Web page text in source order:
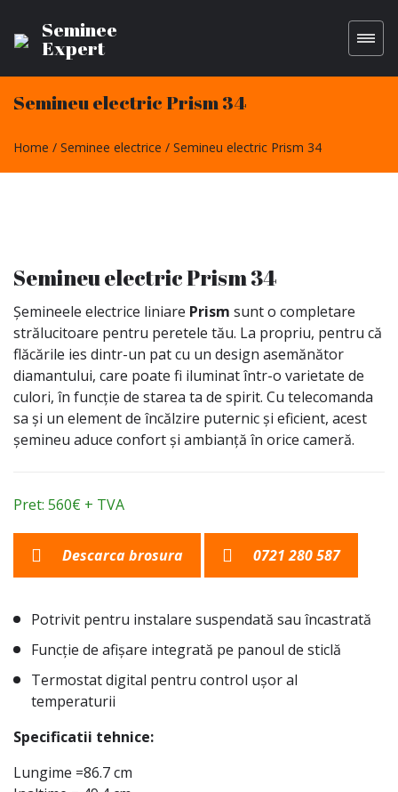
Seminee
Expert
Semineu electric Prism 34
Home Seminee electrice Semineu electric Prism 34
Semineu electric Prism 34
Șemineele electrice liniare Prism sunt o completare
strălucitoare pentru peretele tău. La propriu, pentru că
flăcările ies dintr-un pat cu un design asemănător
diamantului, care poate fi iluminat într-o varietate de
culori, în funcție de starea ta de spirit. Cu telecomanda
sa și un element de încălzire puternic și eficient, acest
șemineu aduce confort și ambianță în orice cameră.
Pret: 560€ + TVA
Descarca brosura 0721 280 587
Potrivit pentru instalare suspendată sau încastrată
Funcție de afișare integrată pe panoul de sticlă
Termostat digital pentru control ușor al
temperaturii
Specificatii tehnice:
Lungime =86.7 cm